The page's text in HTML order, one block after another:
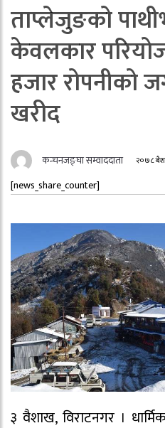
ताप्लेजुङको
केवलकार
हजार रोपनीको
खरीद
कन्चनजङ्घा सम्वाददाता २०७८
[news_share_counter]
३ वैशाख, विराटनगर ।